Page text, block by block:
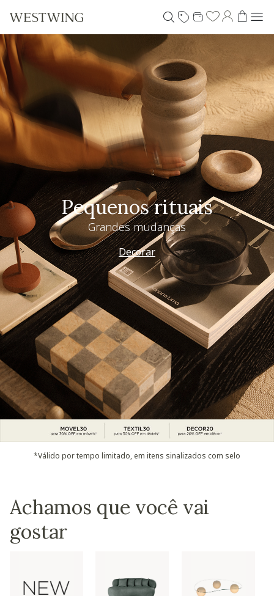
Pequenos rituais
Grandes mudanças
Decorar
*Válido por tempo limitado, em itens sinalizados com selo
Achamos que você vai
gostar